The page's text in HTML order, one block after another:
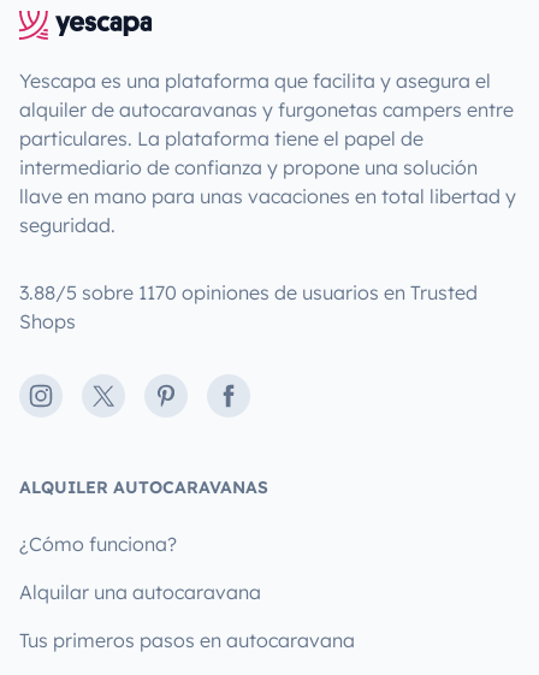
Yescapa es una plataforma que facilita y asegura el
alquiler de autocaravanas y furgonetas campers entre
particulares. La plataforma tiene el papel de
intermediario de confianza y propone una solución
llave en mano para unas vacaciones en total libertad y
seguridad.
3.88/5 sobre 1170 opiniones de usuarios en Trusted
Shops
Instagram
X PinterestFacebook
ALQUILER AUTOCARAVANAS
¿Cómo funciona?
Alquilar una autocaravana
Tus primeros pasos en autocaravana